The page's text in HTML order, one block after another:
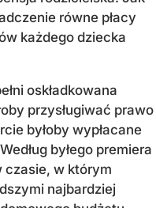
równe płacy
każdego dziecka
oskładkowana
przysługiwać prawo
byłoby wypłacane
byłego premiera
czasie, w którym
najbardziej